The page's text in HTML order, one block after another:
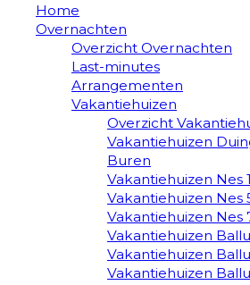
Home
Overnachten
Overzicht Overnachten
Last-minutes
Arrangementen
Vakantiehuizen
Overzicht
Vakantiehuizen
Buren
Vakantiehuizen Nes
Vakantiehuizen Nes
Vakantiehuizen Nes
Vakantiehuizen
Vakantiehuizen
Vakantiehuizen